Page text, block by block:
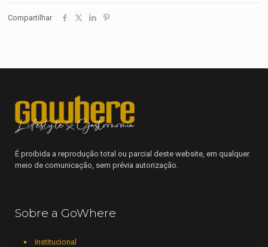
Compartilhar
É proibida a reprodução total ou parcial deste website, em qualquer
meio de comunicação, sem prévia autorização.
Sobre a GoWhere
Institucional